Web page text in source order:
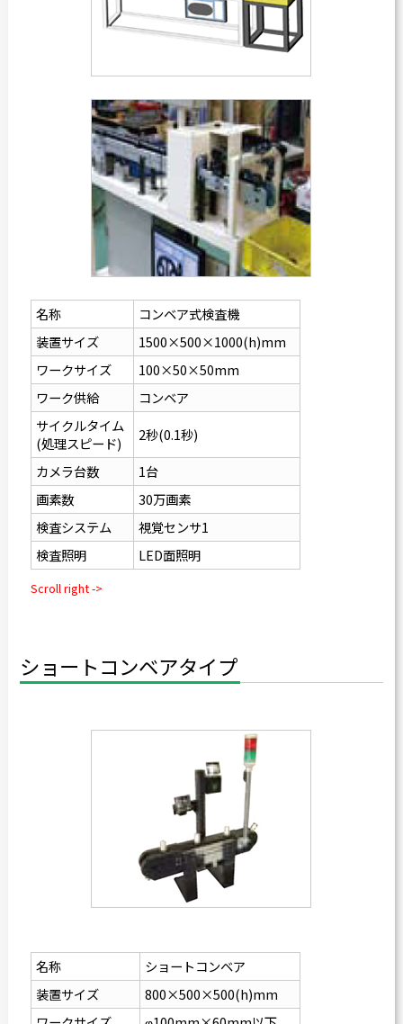
名称
コンベア式検査機
装置サイズ
1500×500×1000(h)mm
ワークサイズ
100×50×50mm
ワーク供給
コンベア
サイクルタイム
(処理スピード)
2秒(0.1秒)
カメラ台数
1台
画素数
30万画素
検査システム
視覚センサ1
検査照明
LED面照明
ショートコンベアタイプ
名称
ショートコンベア
装置サイズ
800×500×500(h)mm
English